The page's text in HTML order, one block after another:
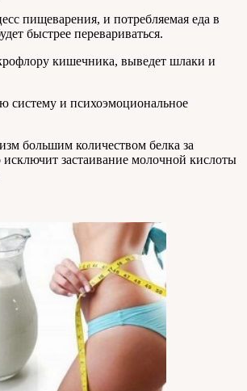
пищеварения, и потребляемая еда в
быстрее перевариваться.
кишечника, выведет шлаки и
систему и психоэмоциональное
большим количеством белка за
исключит застаивание молочной кислоты